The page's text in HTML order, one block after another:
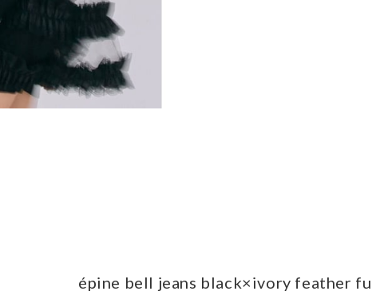
épine bell jeans black×ivory feather fu